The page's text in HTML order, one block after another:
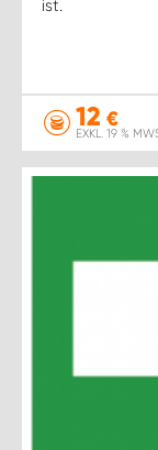
ist.
12 €
EXKL. 19 %